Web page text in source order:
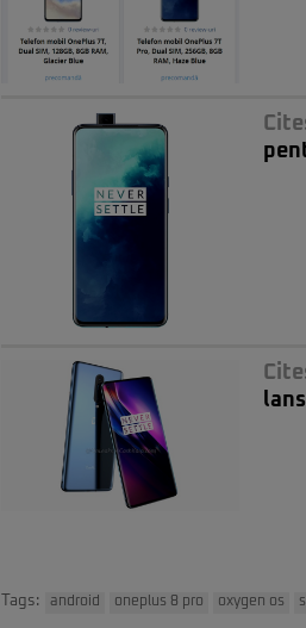
Tags: android oneplus 8 pro oxygen os